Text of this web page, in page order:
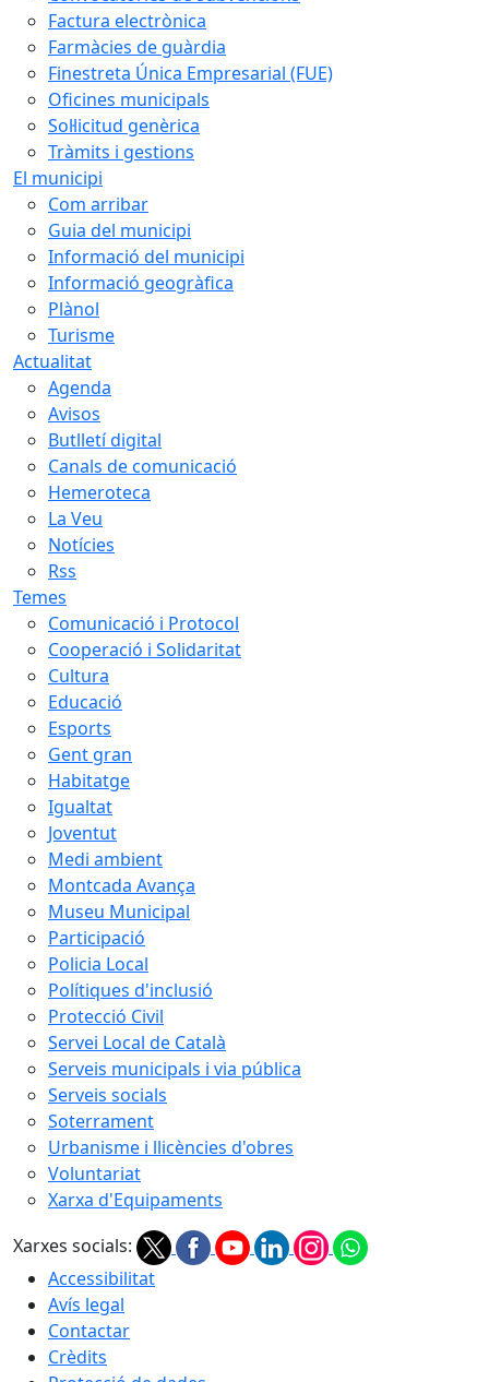
Factura electrònica
Farmàcies de guàrdia
Finestreta Única Empresarial (FUE)
Oficines municipals
Sol·licitud genèrica
Tràmits i gestions
El municipi
Com arribar
Guia del municipi
Informació del municipi
Informació geogràfica
Plànol
Turisme
Actualitat
Agenda
Avisos
Butlletí digital
Canals de comunicació
Hemeroteca
La Veu
Notícies
Rss
Temes
Comunicació i Protocol
Cooperació i Solidaritat
Cultura
Educació
Esports
Gent gran
Habitatge
Igualtat
Joventut
Medi ambient
Montcada Avança
Museu Municipal
Participació
Policia Local
Polítiques d'inclusió
Protecció Civil
Servei Local de Català
Serveis municipals i via pública
Serveis socials
Soterrament
Urbanisme i llicències d'obres
Voluntariat
Xarxa d'Equipaments
Xarxes socials:
Accessibilitat
Avís legal
Contactar
Crèdits